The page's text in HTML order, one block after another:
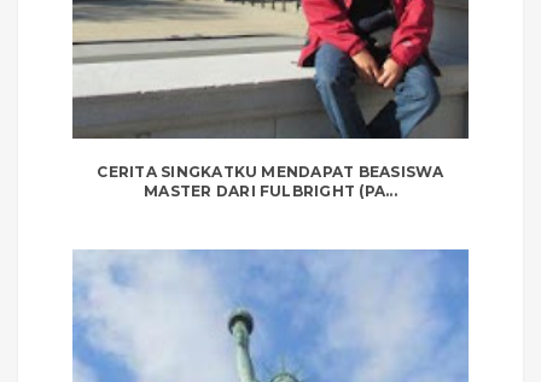
CERITA SINGKATKU MENDAPAT BEASISWA
MASTER DARI FULBRIGHT (PA...